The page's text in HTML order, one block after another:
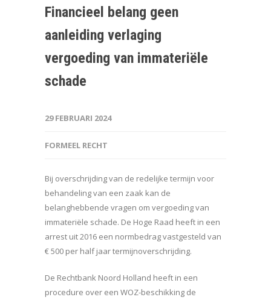
Financieel belang geen
aanleiding verlaging
vergoeding van immateriële
schade
29 FEBRUARI 2024
FORMEEL RECHT
Bij overschrijding van de redelijke termijn voor
behandeling van een zaak kan de
belanghebbende vragen om vergoeding van
immateriële schade. De Hoge Raad heeft in een
arrest uit 2016 een normbedrag vastgesteld van
€ 500 per half jaar termijnoverschrijding.
De Rechtbank Noord Holland heeft in een
procedure over een WOZ-beschikking de